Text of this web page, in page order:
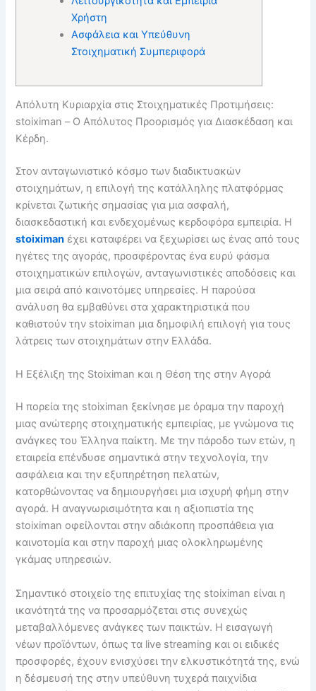
Χρήστη
Ασφάλεια και Υπεύθυνη
Στοιχηματική Συμπεριφορά
Απόλυτη Κυριαρχία στις Στοιχηματικές Προτιμήσεις:
stoiximan – Ο Απόλυτος Προορισμός για Διασκέδαση και
Κέρδη.
Στον ανταγωνιστικό κόσμο των διαδικτυακών
στοιχημάτων, η επιλογή της κατάλληλης πλατφόρμας
κρίνεται ζωτικής σημασίας για μια ασφαλή,
διασκεδαστική και ενδεχομένως κερδοφόρα εμπειρία. Η
stoiximan έχει καταφέρει να ξεχωρίσει ως ένας από τους
ηγέτες της αγοράς, προσφέροντας ένα ευρύ φάσμα
στοιχηματικών επιλογών, ανταγωνιστικές αποδόσεις και
μια σειρά από καινοτόμες υπηρεσίες. Η παρούσα
ανάλυση θα εμβαθύνει στα χαρακτηριστικά που
καθιστούν την stoiximan μια δημοφιλή επιλογή για τους
λάτρεις των στοιχημάτων στην Ελλάδα.
Η Εξέλιξη της Stoiximan και η Θέση της στην Αγορά
Η πορεία της stoiximan ξεκίνησε με όραμα την παροχή
μιας ανώτερης στοιχηματικής εμπειρίας, με γνώμονα τις
ανάγκες του Έλληνα παίκτη. Με την πάροδο των ετών, η
εταιρεία επένδυσε σημαντικά στην τεχνολογία, την
ασφάλεια και την εξυπηρέτηση πελατών,
κατορθώνοντας να δημιουργήσει μια ισχυρή φήμη στην
αγορά. Η αναγνωρισιμότητα και η αξιοπιστία της
stoiximan οφείλονται στην αδιάκοπη προσπάθεια για
καινοτομία και στην παροχή μιας ολοκληρωμένης
γκάμας υπηρεσιών.
Σημαντικό στοιχείο της επιτυχίας της stoiximan είναι η
ικανότητά της να προσαρμόζεται στις συνεχώς
μεταβαλλόμενες ανάγκες των παικτών. Η εισαγωγή
νέων προϊόντων, όπως τα live streaming και οι ειδικές
προσφορές, έχουν ενισχύσει την ελκυστικότητά της, ενώ
η δέσμευσή της στην υπεύθυνη τυχερά παιχνίδια